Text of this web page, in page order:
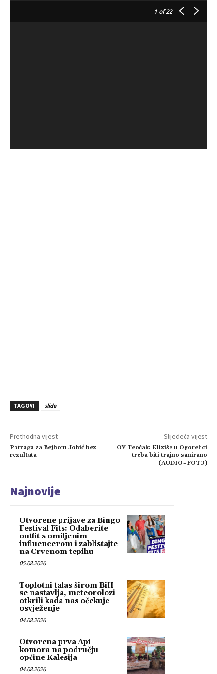
1 of 22
TAGOVI slide
Prethodna vijest
Potraga za Bejhom Johić bez
rezultata
Slijedeća vijest
OV Teočak: Kliziše u Ogorelici
treba biti trajno sanirano
(AUDIO+FOTO)
Najnovije
Otvorene prijave za Bingo
Festival Fits: Odaberite
outfit s omiljenim
influencerom i zablistajte
na Crvenom tepihu
05.08.2026
Toplotni talas širom BiH
se nastavlja, meteorolozi
otkrili kada nas očekuje
osvježenje
04.08.2026
Otvorena prva Api
komora na području
općine Kalesija
04.08.2026